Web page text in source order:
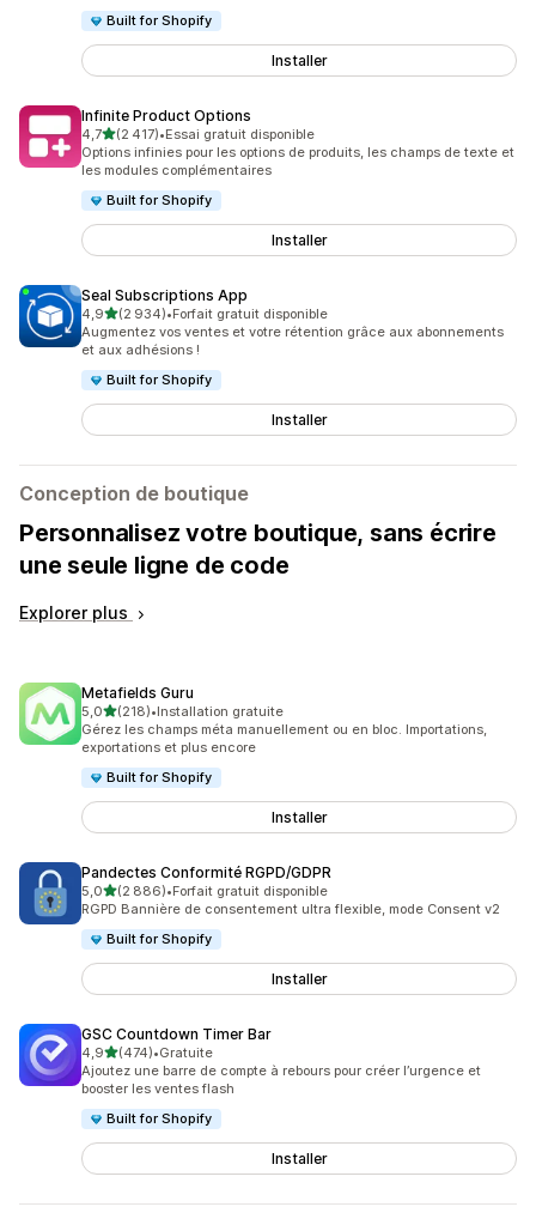
Built for Shopify
Installer
Infinite Product Options
4,7étoile(s) sur 5
(2 417)
2417 avis au total
•Essai gratuit disponible
Options infinies pour les options de produits, les champs de texte et
les modules complémentaires
Built for Shopify
Installer
Seal Subscriptions App
4,9étoile(s) sur 5
(2 934)
2934 avis au total
•Forfait gratuit disponible
Augmentez vos ventes et votre rétention grâce aux abonnements
et aux adhésions !
Built for Shopify
Installer
Conception de boutique
Personnalisez votre boutique, sans écrire
une seule ligne de code
Explorer plus
Metafields Guru
5,0étoile(s) sur 5
(218)
218 avis au total
•Installation gratuite
Gérez les champs méta manuellement ou en bloc. Importations,
exportations et plus encore
Built for Shopify
Installer
Pandectes Conformité RGPD/GDPR
5,0étoile(s) sur 5
(2 886)
2886 avis au total
•Forfait gratuit disponible
RGPD Bannière de consentement ultra flexible, mode Consent v2
Built for Shopify
Installer
GSC Countdown Timer Bar
4,9étoile(s) sur 5
(474)
474 avis au total
•Gratuite
Ajoutez une barre de compte à rebours pour créer l’urgence et
booster les ventes flash
Built for Shopify
Installer